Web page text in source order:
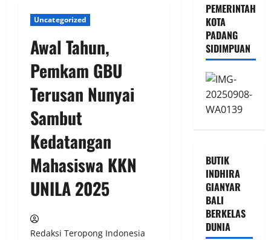
Uncategorized
Awal Tahun,
Pemkam GBU
Terusan Nunyai
Sambut
Kedatangan
Mahasiswa KKN
UNILA 2025
Redaksi Teropong Indonesia
PEMERINTAH
KOTA
PADANG
SIDIMPUAN
BUTIK
INDHIRA
GIANYAR
BALI
BERKELAS
DUNIA